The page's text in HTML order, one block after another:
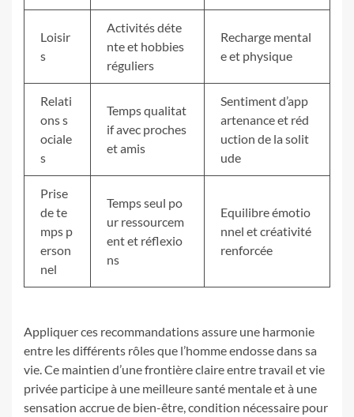
Loisir
s
Activités déte
nte et hobbies
réguliers
Recharge mental
e et physique
Relati
ons s
ociale
s
Temps qualitat
if avec proches
et amis
Sentiment d’app
artenance et réd
uction de la solit
ude
Prise
de te
mps p
erson
nel
Temps seul po
ur ressourcem
ent et réflexio
ns
Equilibre émotio
nnel et créativité
renforcée
Appliquer ces recommandations assure une harmonie
entre les différents rôles que l’homme endosse dans sa
vie. Ce maintien d’une frontière claire entre travail et vie
privée participe à une meilleure santé mentale et à une
sensation accrue de bien-être, condition nécessaire pour